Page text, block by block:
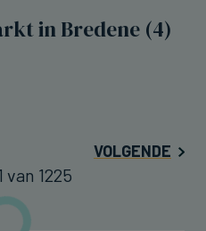
in Bredene (4)
VOLGENDE
van 1225